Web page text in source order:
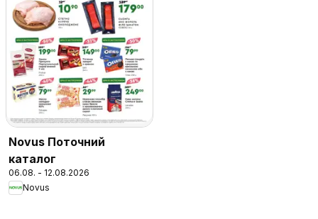
Novus Поточний
каталог
06.08. - 12.08.2026
Novus